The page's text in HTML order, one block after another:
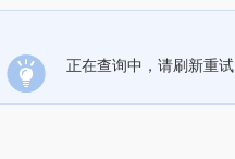
正在查询中，请刷新重试